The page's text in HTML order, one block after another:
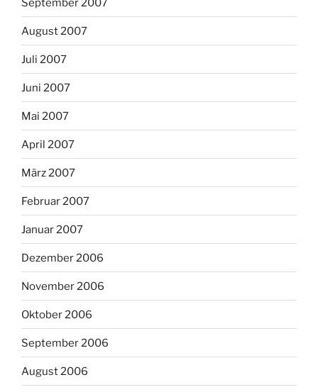
September 2007
August 2007
Juli 2007
Juni 2007
Mai 2007
April 2007
März 2007
Februar 2007
Januar 2007
Dezember 2006
November 2006
Oktober 2006
September 2006
August 2006